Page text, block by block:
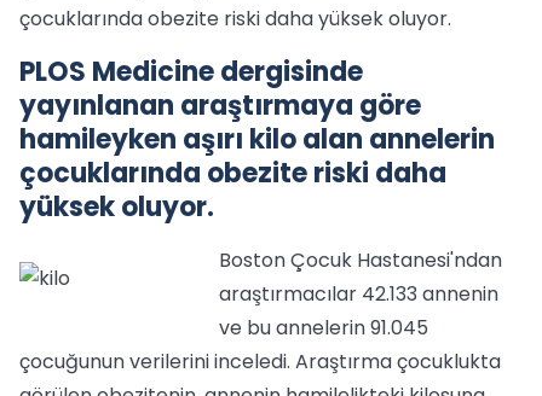
çocuklarında obezite riski daha yüksek oluyor.
PLOS Medicine dergisinde
yayınlanan araştırmaya göre
hamileyken aşırı kilo alan annelerin
çocuklarında obezite riski daha
yüksek oluyor.
Boston Çocuk Hastanesi'ndan
araştırmacılar 42.133 annenin
ve bu annelerin 91.045
çocuğunun verilerini inceledi. Araştırma çocuklukta